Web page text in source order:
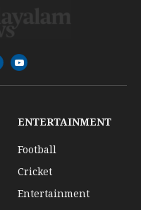
YouTube
ENTERTAINMENT
Football
Cricket
Entertainment